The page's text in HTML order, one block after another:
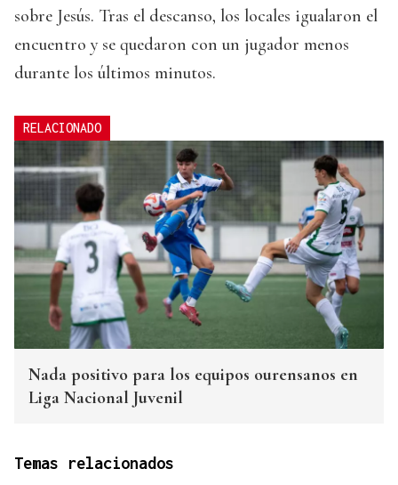
sobre Jesús. Tras el descanso, los locales igualaron el
encuentro y se quedaron con un jugador menos
durante los últimos minutos.
RELACIONADO
Nada positivo para los equipos ourensanos en
Liga Nacional Juvenil
Temas relacionados